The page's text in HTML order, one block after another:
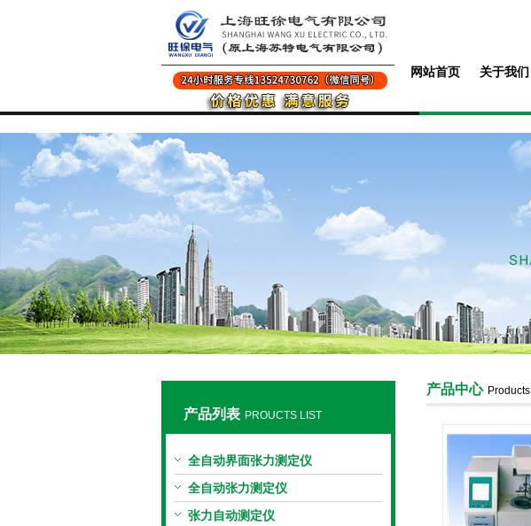
网站首页 关于我们
产品列表 PROUCTS LIST
全自动界面张力测定仪
全自动张力测定仪
张力自动测定仪
产品中心 Products